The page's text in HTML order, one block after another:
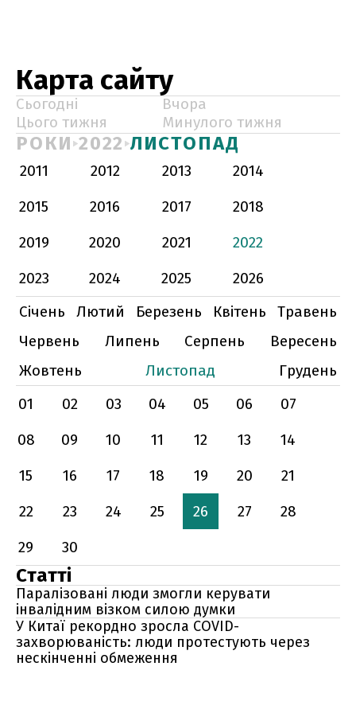
Карта сайту
Сьогодні
Вчора
Цього тижня
Минулого тижня
РОКИ 2022 ЛИСТОПАД
2011 2012 2013
2014
2015
2016 2017
2018
2019
2020 2021
2022
2023
2024 2025
2026
Січень
Лютий Березень Квітень
Травень
Червень
Липень Серпень
Вересень
Жовтень
Листопад
Грудень
01
02 03 04 05 06
07
08
09 10 11 12 13
14
15
16 17 18 19 20
21
22
23 24 25 26 27
28
29
30
Статті
Паралізовані люди змогли керувати
інвалідним візком силою думки
У Китаї рекордно зросла COVID-
захворюваність: люди протестують через
нескінченні обмеження